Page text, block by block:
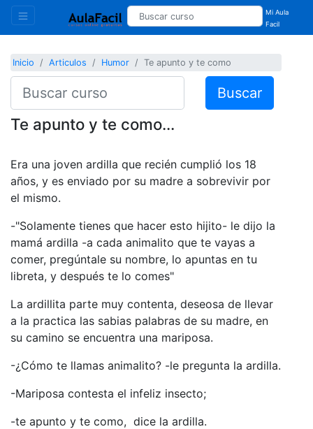
Mi Aula
Facil
Inicio Articulos Humor Te apunto y te como
Buscar
Te apunto y te como...
Era una joven ardilla que recién cumplió los 18
años, y es enviado por su madre a sobrevivir por
el mismo.
-"Solamente tienes que hacer esto hijito- le dijo la
mamá ardilla -a cada animalito que te vayas a
comer, pregúntale su nombre, lo apuntas en tu
libreta, y después te lo comes"
La ardillita parte muy contenta, deseosa de llevar
a la practica las sabias palabras de su madre, en
su camino se encuentra una mariposa.
-¿Cómo te llamas animalito? -le pregunta la ardilla.
-Mariposa contesta el infeliz insecto;
-te apunto y te como, dice la ardilla.